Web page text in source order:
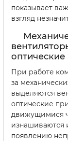
показывает
взгляд
При работе
за
выделяются
оптические
движущимися
изнашиваются
появлению